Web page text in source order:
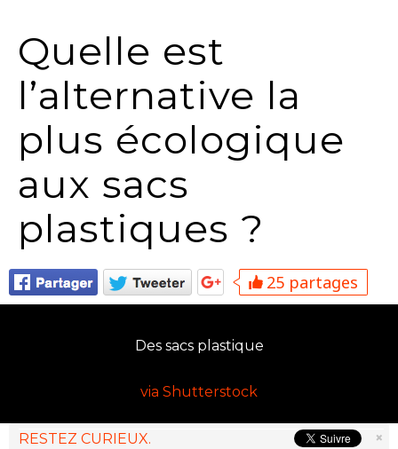
Quelle est
l’alternative la
plus écologique
aux sacs
plastiques ?
25 partages
Des sacs plastique
via Shutterstock
×
RESTEZ CURIEUX.